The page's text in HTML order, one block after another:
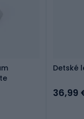
Detské
36,99